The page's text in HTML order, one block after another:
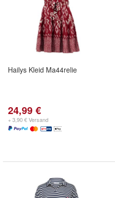
Hailys Kleid Ma44relie
24,99 €
+ 3,90 € Versand